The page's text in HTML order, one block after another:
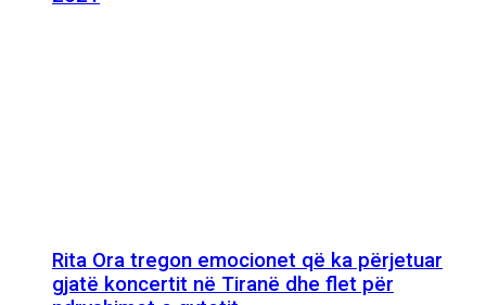
Rita Ora tregon emocionet që ka përjetuar
gjatë koncertit në Tiranë dhe flet për